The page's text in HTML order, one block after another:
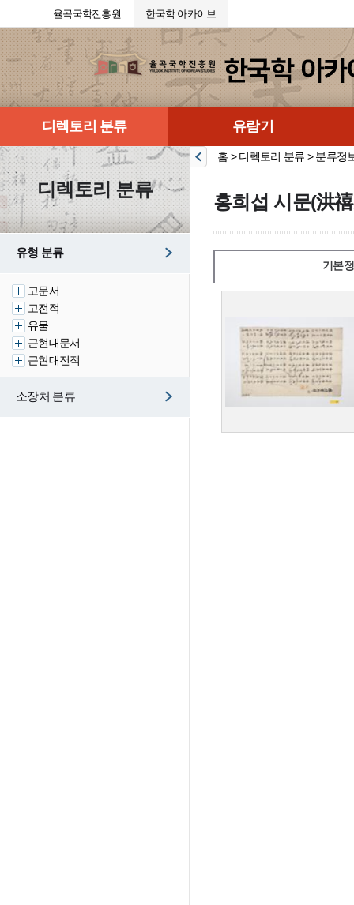
율곡국학진흥원 한국학 아카이브
디렉토리 분류 유람기
디렉토리 분류
유형 분류
고문서
고전적
유물
근현대문서
근현대전적
소장처 분류
홈 > 디렉토리 분류 > 분류정
홍희섭 시문(洪
기본